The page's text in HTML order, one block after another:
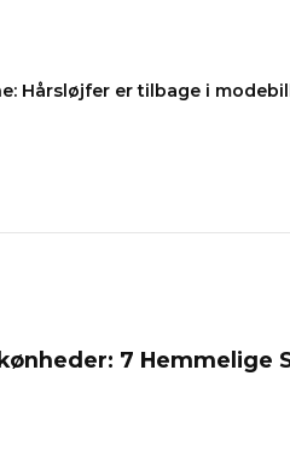
Hårsløjfer er tilbage i
7 Hemmelige